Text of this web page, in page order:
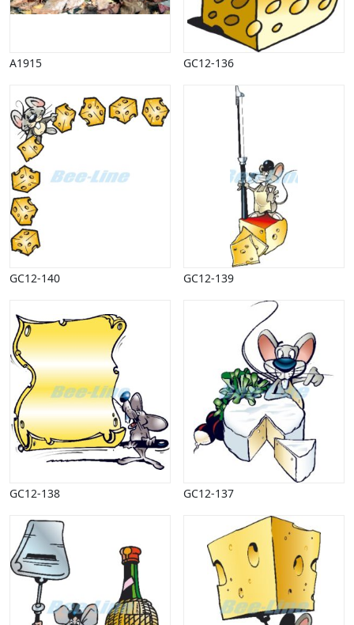
A1915 GC12-136
GC12-140 GC12-139
GC12-138 GC12-137